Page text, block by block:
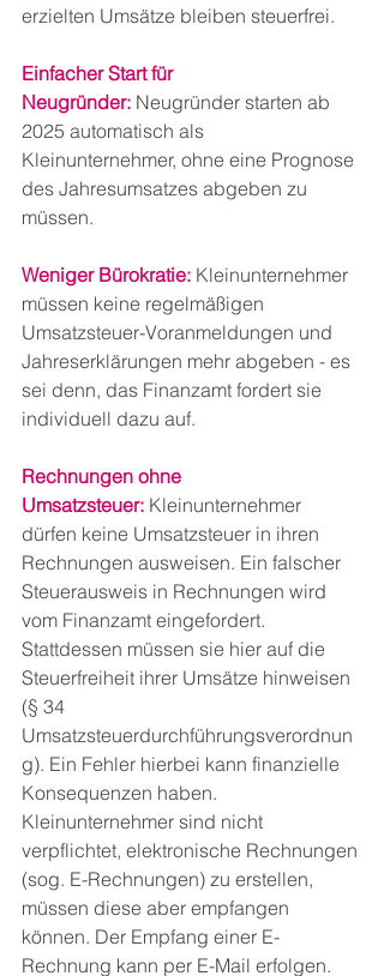
erzielten Umsätze bleiben steuerfrei.
Einfacher Start für
Neugründer: Neugründer starten ab
2025 automatisch als
Kleinunternehmer, ohne eine Prognose
des Jahresumsatzes abgeben zu
müssen.
Weniger Bürokratie: Kleinunternehmer
müssen keine regelmäßigen
Umsatzsteuer-Voranmeldungen und
Jahreserklärungen mehr abgeben - es
sei denn, das Finanzamt fordert sie
individuell dazu auf.
Rechnungen ohne
Umsatzsteuer: Kleinunternehmer
dürfen keine Umsatzsteuer in ihren
Rechnungen ausweisen. Ein falscher
Steuerausweis in Rechnungen wird
vom Finanzamt eingefordert.
Stattdessen müssen sie hier auf die
Steuerfreiheit ihrer Umsätze hinweisen
(§ 34
Umsatzsteuerdurchführungsverordnun
g). Ein Fehler hierbei kann finanzielle
Konsequenzen haben.
Kleinunternehmer sind nicht
verpflichtet, elektronische Rechnungen
(sog. E-Rechnungen) zu erstellen,
müssen diese aber empfangen
können. Der Empfang einer E-
Rechnung kann per E-Mail erfolgen.